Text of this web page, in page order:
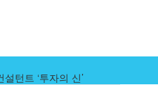
턴트 ‘투자의 신’